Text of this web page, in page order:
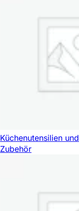
Küchenutensilien und
Zubehör